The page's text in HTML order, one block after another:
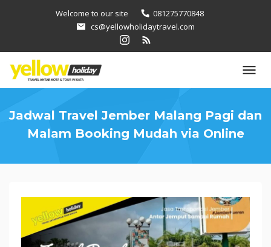
Welcome to our site
081275770848
cs@yellowholidaytravel.com
Jadwal Travel Jember Malang Pagi dan
Malam Booking Mudah via Online
Jadwal
Travel
Jember
Malang